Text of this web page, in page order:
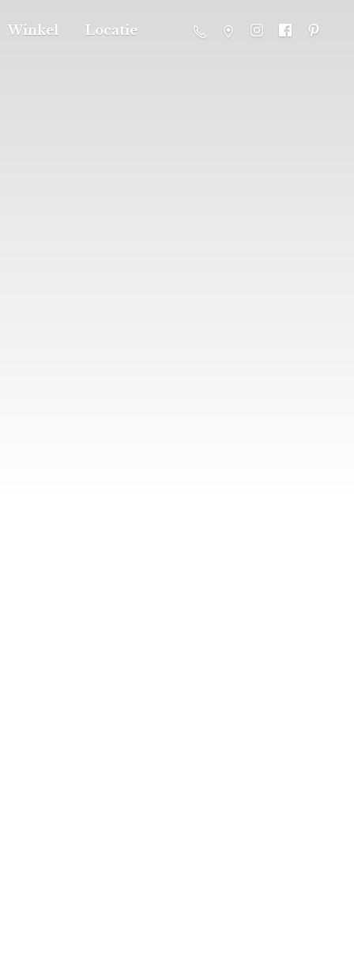
Winkel Locatie